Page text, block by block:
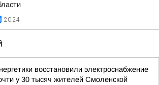
20:24
восстановили электроснабжение
у 30 тысяч жителей Смоленской